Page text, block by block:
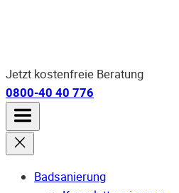
Jetzt kostenfreie Beratung
0800-40 40 776
Badsanierung